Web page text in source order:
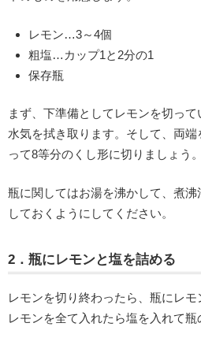
レモン…3～4個
粗塩…カップ1と2分の1
保存瓶
まず、下準備としてレモンを切っ
水気を拭き取ります。そして、両
って8等分のくし形に切りましょう。
瓶に関してはお湯を沸かして、煮
しておくようにしてください。
2．瓶にレモンと塩を詰める
レモンを切り終わったら、瓶にレモ
レモンを全て入れたら塩を入れて瓶